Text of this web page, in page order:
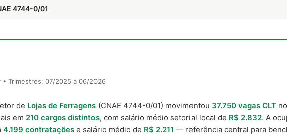
4744-0/01
• Trimestres: 07/2025 a 06/2026
de Lojas de Ferragens (CNAE 4744-0/01) movimentou 37.750 vagas CLT
em 210 cargos distintos, com salário médio setorial local de R$ 2.832. A
4.199 contratações e salário médio de R$ 2.211 — referência central para